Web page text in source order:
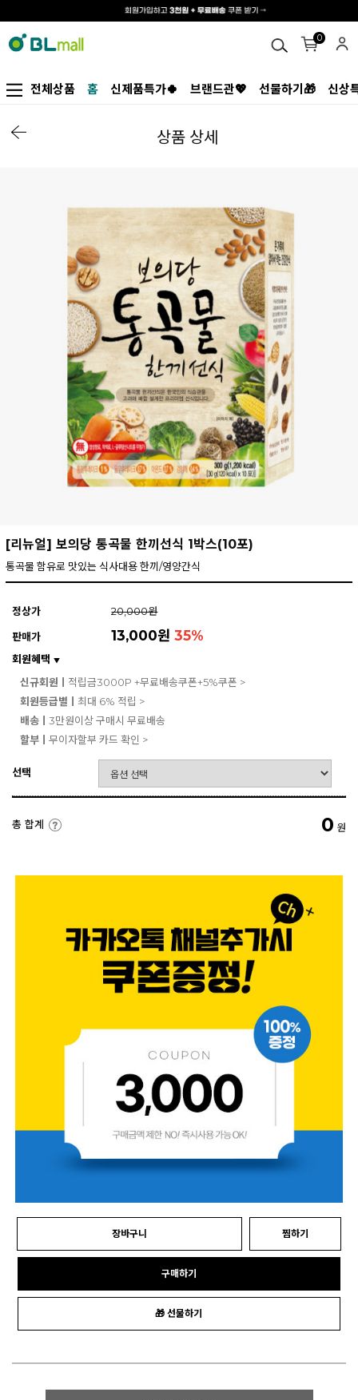
0
전체상품 홈 신제품특가🍀 브랜드관💖 선물하기🎁 신상
상품 상세
[리뉴얼] 보의당 통곡물 한끼선식 1박스(10포)
통곡물 함유로 맛있는 식사대용 한끼/영양간식
정상가
20,000원
판매가
13,000원35%
회원혜택 ▼
신규회원ㅣ 적립금3000P +무료배송쿠폰+5%쿠폰 >
회원등급별ㅣ 최대 6% 적립 >
배송ㅣ 3만원이상 구매시 무료배송
할부ㅣ 무이자할부 카드 확인 >
선택
총 합계 0 원
장바구니 찜하기
구매하기
🎁 선물하기